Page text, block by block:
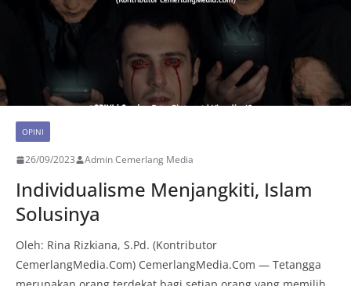
OPINI
26/09/2023 Admin Cemerlang Media
Individualisme Menjangkiti, Islam
Solusinya
Oleh: Rina Rizkiana, S.Pd. (Kontributor
CemerlangMedia.Com) CemerlangMedia.Com — Tetangga